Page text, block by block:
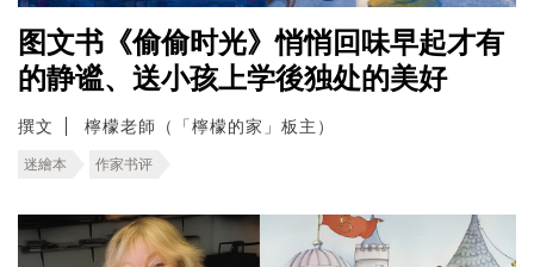
图文书《偷偷时光》悄悄回味早起才有
的静谧、送小孩上学後独处的美好
撰文 檸檬老師（「檸檬的家」板主）
迷繪本 作家书评